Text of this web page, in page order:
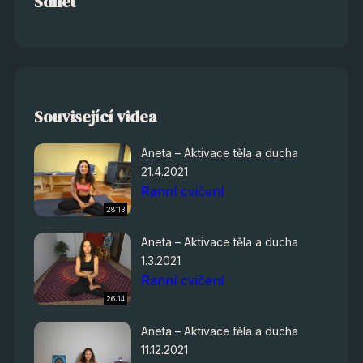
Související videa
28:13
Aneta – Aktivace těla a ducha
21.4.2021
Ranní cvičení
26:14
Aneta – Aktivace těla a ducha
1.3.2021
Ranní cvičení
Aneta – Aktivace těla a ducha
11.12.2021